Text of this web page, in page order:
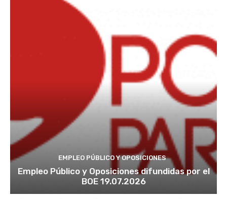
EMPLEO PÚBLICO Y OPOSICIONES
Empleo Público y Oposiciones difundidas por el
BOE 19.07.2026